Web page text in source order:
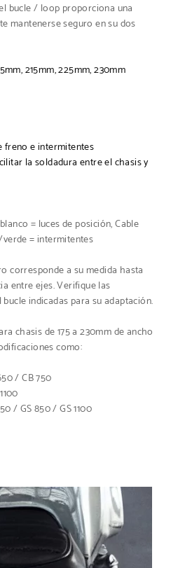
bucle / loop proporciona una
mantenerse seguro en su dos
215mm, 225mm, 230mm
freno e intermitentes
la soldadura entre el chasis y
= luces de posición, Cable
= intermitentes
corresponde a su medida hasta
entre ejes. Verifique las
indicadas para su adaptación.
chasis de 175 a 230mm de ancho
como:
/ CB 750
/ GS 850 / GS 1100